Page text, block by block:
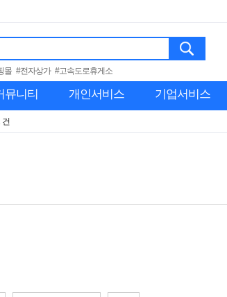
몰 #전자상가 #고속도로휴게소
뮤니티 개인서비스 기업서비스
건